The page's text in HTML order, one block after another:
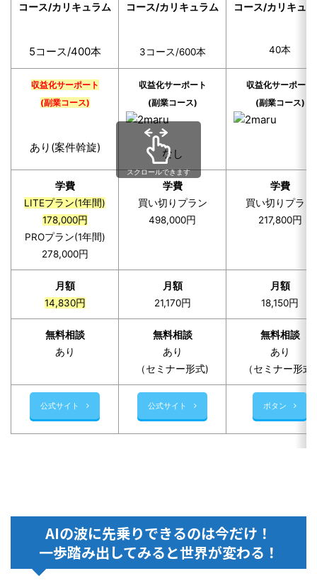
コース/カリキュラム
5コース/400本
コース/カリキュラム
3コース/600本
コース/カリキュ
40本
収益化サーポート
(副業コース)
あり(案件斡旋)
収益化サーポート
(副業コース)
なし
収益化サーポート
(副業コース)
学費
LITEプラン(1年間)
178,000円
PROプラン(1年間)
278,000円
学費
買い切りプラン
498,000円
学費
買い切りプラン
217,800円
月額
14,830円
月額
21,170円
月額
18,150円
無料相談
あり
無料相談
あり
（セミナー形式)
無料相談
あり
（セミナー形式)
公式サイト 公式サイト ボタン
スクロールできます
AIの波に先乗りできるのは今だけ！
一歩踏み出してみると世界が変わる！